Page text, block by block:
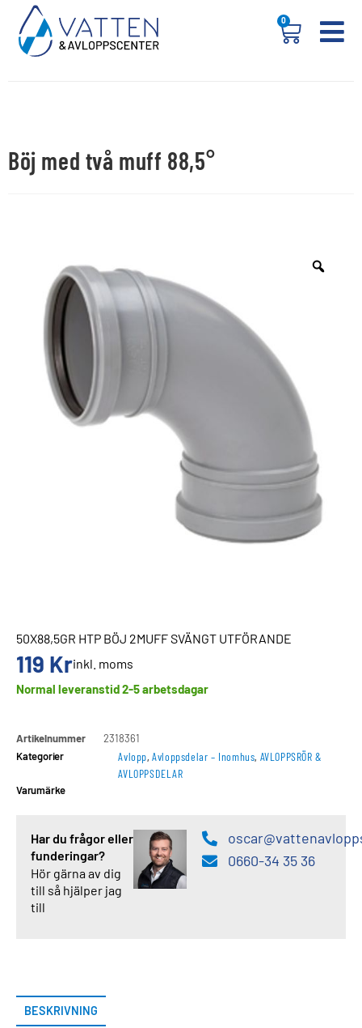
0
Böj med två muff 88,5°
50X88,5GR HTP BÖJ 2MUFF SVÄNGT UTFÖRANDE
119 Krinkl. moms
Normal leveranstid 2-5 arbetsdagar
Artikelnummer
2318361
Kategorier
Avlopp,Avloppsdelar – Inomhus, AVLOPPSRÖR &
AVLOPPSDELAR
Varumärke
Har du frågor eller
funderingar?
Hör gärna av dig
till så hjälper jag
till
0660-34 35 36
BESKRIVNING